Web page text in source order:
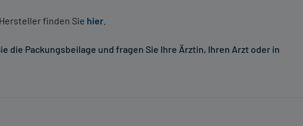
finden Sie hier
die Packungsbeilage und fragen Sie Ihre Ärztin, Ihren Arzt oder in